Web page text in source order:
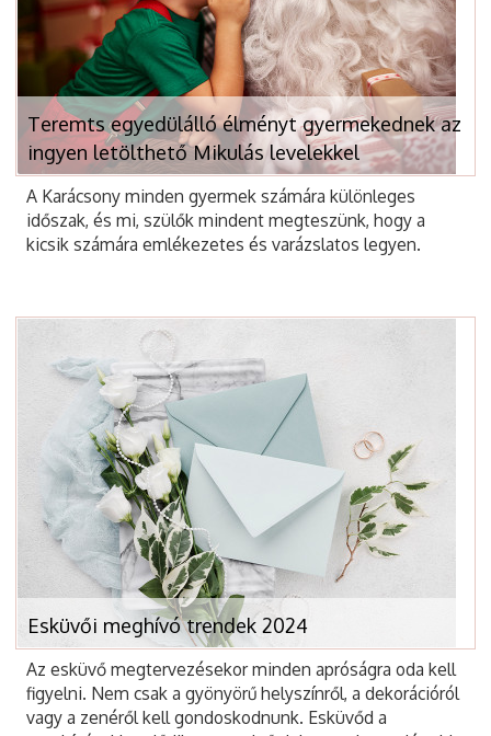
Teremts egyedülálló élményt gyermekednek az
ingyen letölthető Mikulás levelekkel
A Karácsony minden gyermek számára különleges
időszak, és mi, szülők mindent megteszünk, hogy a
kicsik számára emlékezetes és varázslatos legyen.
Esküvői meghívó trendek 2024
Az esküvő megtervezésekor minden apróságra oda kell
figyelni. Nem csak a gyönyörű helyszínről, a dekorációról
vagy a zenéről kell gondoskodnunk. Esküvőd a